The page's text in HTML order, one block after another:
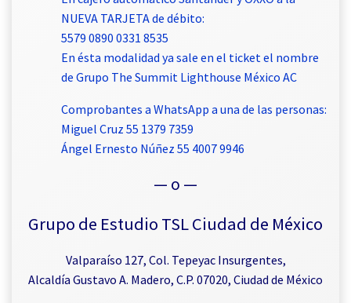
NUEVA TARJETA de débito:
5579 0890 0331 8535
En ésta modalidad ya sale en el ticket el nombre
de Grupo The Summit Lighthouse México AC
Comprobantes a WhatsApp a una de las personas:
Miguel Cruz 55 1379 7359
Ángel Ernesto Núñez 55 4007 9946
— o —
Grupo de Estudio TSL Ciudad de México
Valparaíso 127, Col. Tepeyac Insurgentes,
Alcaldía Gustavo A. Madero, C.P. 07020, Ciudad de México